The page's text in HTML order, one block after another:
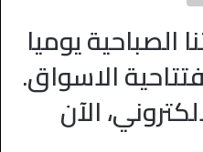
الصباحية يوميا
الاسواق.
الآن